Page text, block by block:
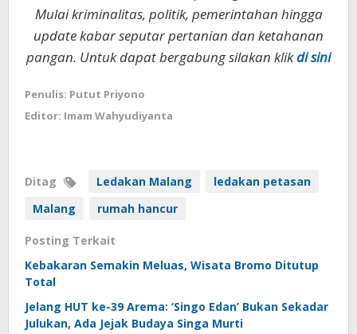
Mulai kriminalitas, politik, pemerintahan hingga
update kabar seputar pertanian dan ketahanan
pangan. Untuk dapat bergabung silakan klikdi sini
Penulis: Putut Priyono
Editor: Imam Wahyudiyanta
Ditag Ledakan Malang
ledakan petasan
Malang
rumah hancur
Posting Terkait
Kebakaran Semakin Meluas, Wisata Bromo Ditutup
Total
Jelang HUT ke-39 Arema: ‘Singo Edan’ Bukan Sekadar
Julukan, Ada Jejak Budaya Singa Murti